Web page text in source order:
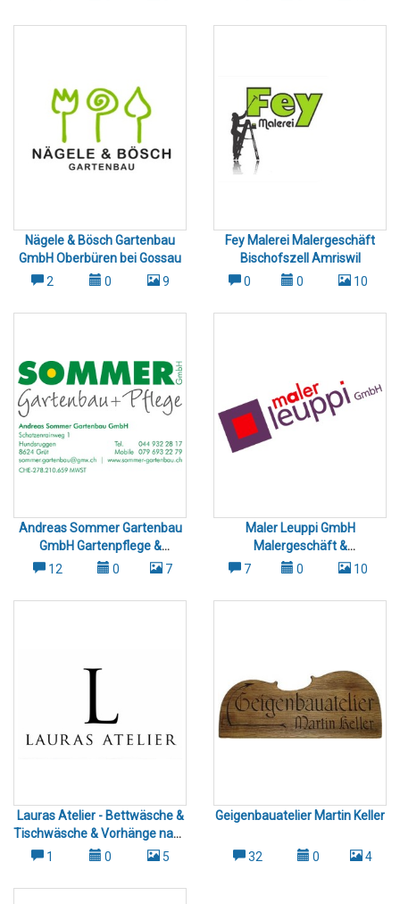
Nägele & Bösch Gartenbau
GmbH Oberbüren bei Gossau
2
0 9
Fey Malerei Malergeschäft
Bischofszell Amriswil
0
0 10
Andreas Sommer Gartenbau
GmbH Gartenpflege &
Gartenbau Uster Wetzikon
12 0 7
Maler Leuppi GmbH
Malergeschäft &
Tapeziergeschäft Winterthur
7 0 10
Lauras Atelier - Bettwäsche &
Tischwäsche & Vorhänge nach
Mass Frauenfeld u. Umgebung
1 0 5
Geigenbauatelier Martin Keller
32 0 4